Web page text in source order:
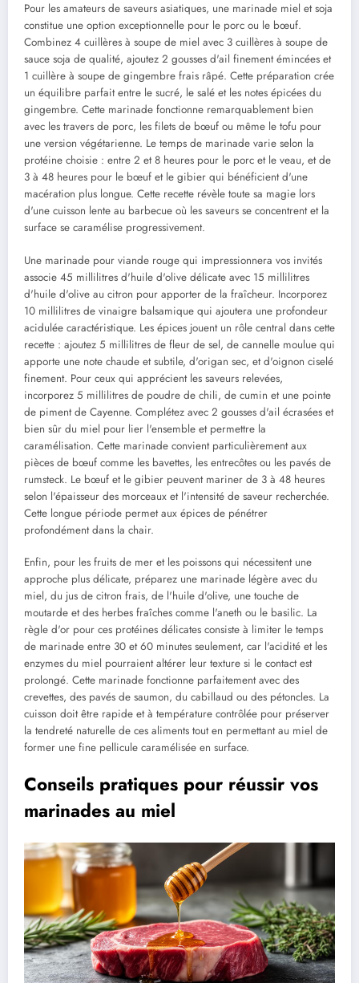
Pour les amateurs de saveurs asiatiques, une marinade miel et soja
constitue une option exceptionnelle pour le porc ou le bœuf.
Combinez 4 cuillères à soupe de miel avec 3 cuillères à soupe de
sauce soja de qualité, ajoutez 2 gousses d'ail finement émincées et
1 cuillère à soupe de gingembre frais râpé. Cette préparation crée
un équilibre parfait entre le sucré, le salé et les notes épicées du
gingembre. Cette marinade fonctionne remarquablement bien
avec les travers de porc, les filets de bœuf ou même le tofu pour
une version végétarienne. Le temps de marinade varie selon la
protéine choisie : entre 2 et 8 heures pour le porc et le veau, et de
3 à 48 heures pour le bœuf et le gibier qui bénéficient d'une
macération plus longue. Cette recette révèle toute sa magie lors
d'une cuisson lente au barbecue où les saveurs se concentrent et la
surface se caramélise progressivement.
Une marinade pour viande rouge qui impressionnera vos invités
associe 45 millilitres d'huile d'olive délicate avec 15 millilitres
d'huile d'olive au citron pour apporter de la fraîcheur. Incorporez
10 millilitres de vinaigre balsamique qui ajoutera une profondeur
acidulée caractéristique. Les épices jouent un rôle central dans cette
recette : ajoutez 5 millilitres de fleur de sel, de cannelle moulue qui
apporte une note chaude et subtile, d'origan sec, et d'oignon ciselé
finement. Pour ceux qui apprécient les saveurs relevées,
incorporez 5 millilitres de poudre de chili, de cumin et une pointe
de piment de Cayenne. Complétez avec 2 gousses d'ail écrasées et
bien sûr du miel pour lier l'ensemble et permettre la
caramélisation. Cette marinade convient particulièrement aux
pièces de bœuf comme les bavettes, les entrecôtes ou les pavés de
rumsteck. Le bœuf et le gibier peuvent mariner de 3 à 48 heures
selon l'épaisseur des morceaux et l'intensité de saveur recherchée.
Cette longue période permet aux épices de pénétrer
profondément dans la chair.
Enfin, pour les fruits de mer et les poissons qui nécessitent une
approche plus délicate, préparez une marinade légère avec du
miel, du jus de citron frais, de l'huile d'olive, une touche de
moutarde et des herbes fraîches comme l'aneth ou le basilic. La
règle d'or pour ces protéines délicates consiste à limiter le temps
de marinade entre 30 et 60 minutes seulement, car l'acidité et les
enzymes du miel pourraient altérer leur texture si le contact est
prolongé. Cette marinade fonctionne parfaitement avec des
crevettes, des pavés de saumon, du cabillaud ou des pétoncles. La
cuisson doit être rapide et à température contrôlée pour préserver
la tendreté naturelle de ces aliments tout en permettant au miel de
former une fine pellicule caramélisée en surface.
Conseils pratiques pour réussir vos
marinades au miel